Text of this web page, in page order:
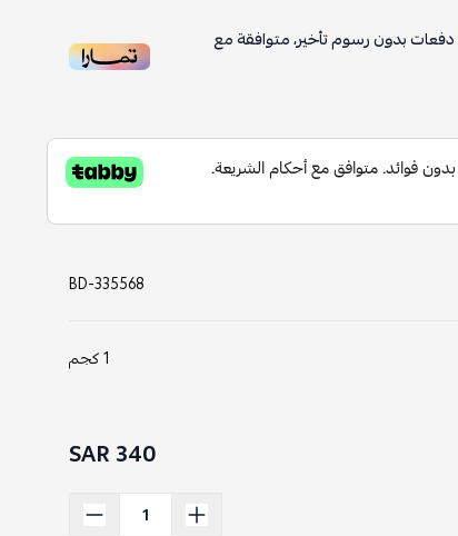
دفعات بدون رسوم تأخير، متوافقة مع
BD-335568
1 كجم
340 SAR